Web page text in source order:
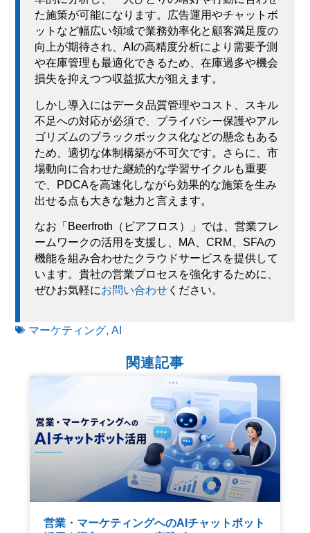
た施策が可能になります。広告運用やチャットボ
ットなど幅広い領域で業務効率化と顧客満足度の
向上が期待され、AIの高精度分析により需要予測
や在庫管理も最適化できるため、在庫過多や機会
損失を抑えつつ収益拡大が狙えます。
しかし導入にはデータ品質管理やコスト、スキル
不足への対応が必須で、プライバシー保護やアル
ゴリズムのブラックボックス化などの懸念もある
ため、適切な体制構築が不可欠です。さらに、市
場動向に合わせた継続的な学習サイクルも重要
で、PDCAを高速化しながら効果的な施策を生み
出せる点も大きな魅力と言えます。
なお「Beerfroth（ビアフロス）」では、営業フレ
ームワークの活用を支援し、MA、CRM、SFAの
機能を組み合わせたクラウドサービスを提供して
います。貴社の営業プロセスを強化するために、
ぜひお気軽にお問い合わせください。
マーケティング,AI
関連記事
営業・マーケティングへのAIチャットボット